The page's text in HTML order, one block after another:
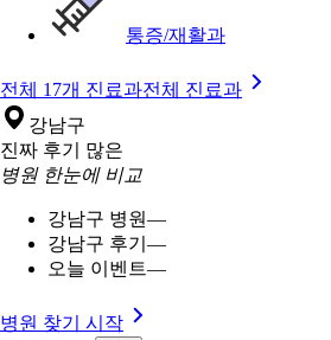
통증/재활과
전체 17개 진료과전체 진료과
강남구
진짜 후기 많은
병원 한눈에 비교
강남구 병원—
강남구 후기 —
오늘 이벤트—
병원 찾기 시작